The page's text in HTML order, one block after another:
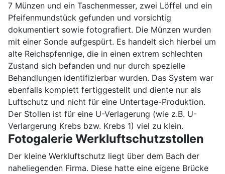
7 Münzen und ein Taschenmesser, zwei Löffel und ein
Pfeifenmundstück gefunden und vorsichtig
dokumentiert sowie fotografiert. Die Münzen wurden
mit einer Sonde aufgespürt. Es handelt sich hierbei um
alte Reichspfennige, die in einen extrem schlechten
Zustand sich befanden und nur durch spezielle
Behandlungen identifizierbar wurden. Das System war
ebenfalls komplett fertiggestellt und diente nur als
Luftschutz und nicht für eine Untertage-Produktion.
Der Stollen ist für eine U-Verlagerung (wie z.B. U-
Verlargerung Krebs bzw. Krebs 1) viel zu klein.
Fotogalerie Werkluftschutzstollen
Der kleine Werkluftschutz liegt über dem Bach der
naheliegenden Firma. Diese hatte eine eigene Brücke